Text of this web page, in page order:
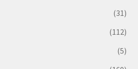
(31)
(112)
(5)